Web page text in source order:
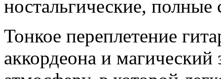
ностальгические,
Тонкое переплетение
аккордеона и